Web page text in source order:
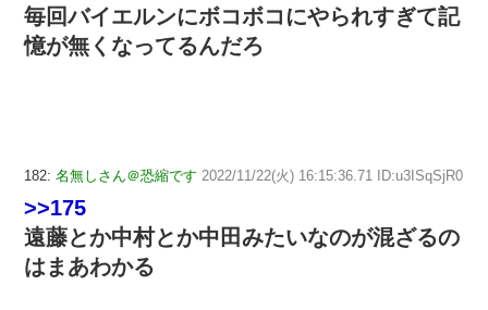
毎回バイエルンにボコボコにやられすぎて記
憶が無くなってるんだろ
182: 名無しさん＠恐縮です 2022/11/22(火) 16:15:36.71 ID:u3ISqSjR0
>>175
遠藤とか中村とか中田みたいなのが混ざるの
はまあわかる